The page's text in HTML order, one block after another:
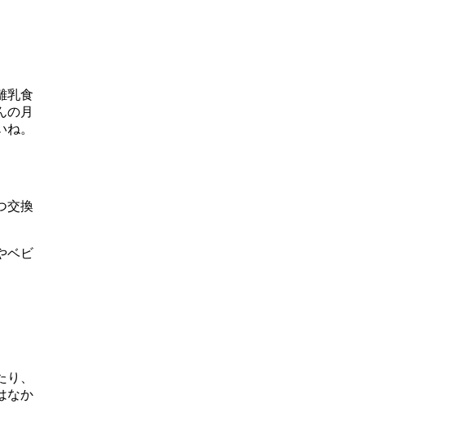
乳食
の月
。
交換
ベビ
、
なか